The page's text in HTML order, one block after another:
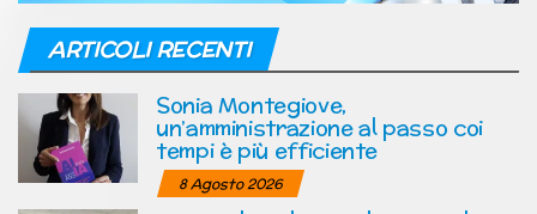
ARTICOLI RECENTI
Sonia Montegiove,
un’amministrazione al passo coi
tempi è più efficiente
8 Agosto 2026